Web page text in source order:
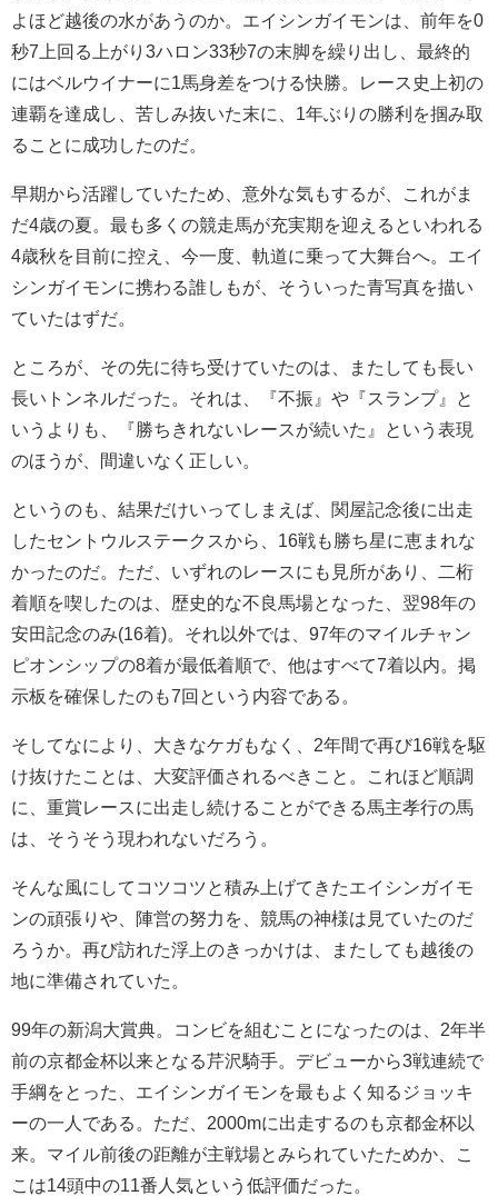
よほど越後の水があうのか。エイシンガイモンは、前年を0
秒7上回る上がり3ハロン33秒7の末脚を繰り出し、最終的
にはベルウイナーに1馬身差をつける快勝。レース史上初の
連覇を達成し、苦しみ抜いた末に、1年ぶりの勝利を掴み取
ることに成功したのだ。
早期から活躍していたため、意外な気もするが、これがま
だ4歳の夏。最も多くの競走馬が充実期を迎えるといわれる
4歳秋を目前に控え、今一度、軌道に乗って大舞台へ。エイ
シンガイモンに携わる誰しもが、そういった青写真を描い
ていたはずだ。
ところが、その先に待ち受けていたのは、またしても長い
長いトンネルだった。それは、『不振』や『スランプ』と
いうよりも、『勝ちきれないレースが続いた』という表現
のほうが、間違いなく正しい。
というのも、結果だけいってしまえば、関屋記念後に出走
したセントウルステークスから、16戦も勝ち星に恵まれな
かったのだ。ただ、いずれのレースにも見所があり、二桁
着順を喫したのは、歴史的な不良馬場となった、翌98年の
安田記念のみ(16着)。それ以外では、97年のマイルチャン
ピオンシップの8着が最低着順で、他はすべて7着以内。掲
示板を確保したのも7回という内容である。
そしてなにより、大きなケガもなく、2年間で再び16戦を駆
け抜けたことは、大変評価されるべきこと。これほど順調
に、重賞レースに出走し続けることができる馬主孝行の馬
は、そうそう現われないだろう。
そんな風にしてコツコツと積み上げてきたエイシンガイモ
ンの頑張りや、陣営の努力を、競馬の神様は見ていたのだ
ろうか。再び訪れた浮上のきっかけは、またしても越後の
地に準備されていた。
99年の新潟大賞典。コンビを組むことになったのは、2年半
前の京都金杯以来となる芹沢騎手。デビューから3戦連続で
手綱をとった、エイシンガイモンを最もよく知るジョッキ
ーの一人である。ただ、2000mに出走するのも京都金杯以
来。マイル前後の距離が主戦場とみられていたためか、こ
こは14頭中の11番人気という低評価だった。